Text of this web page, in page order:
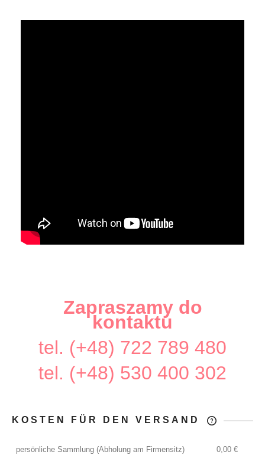
Zapraszamy do
kontaktu
tel. (+48) 722 789 480
tel. (+48) 530 400 302
KOSTEN FÜR DEN VERSAND
persönliche Sammlung(Abholung am Firmensitz) 0,00 €